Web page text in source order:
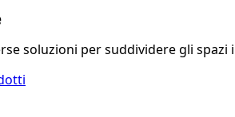
soluzioni per suddividere gli spazi